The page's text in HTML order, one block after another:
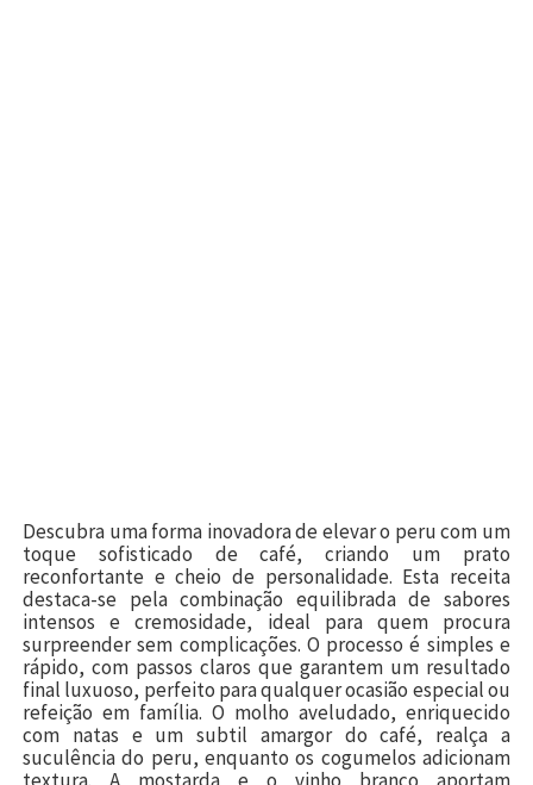
Descubra uma forma inovadora de elevar o peru com um
toque sofisticado de café, criando um prato
reconfortante e cheio de personalidade. Esta receita
destaca-se pela combinação equilibrada de sabores
intensos e cremosidade, ideal para quem procura
surpreender sem complicações. O processo é simples e
rápido, com passos claros que garantem um resultado
final luxuoso, perfeito para qualquer ocasião especial ou
refeição em família. O molho aveludado, enriquecido
com natas e um subtil amargor do café, realça a
suculência do peru, enquanto os cogumelos adicionam
textura. A mostarda e o vinho branco aportam